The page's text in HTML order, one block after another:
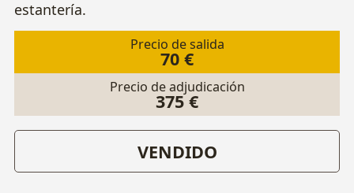
estantería.
Precio de salida
70 €
Precio de adjudicación
375 €
VENDIDO